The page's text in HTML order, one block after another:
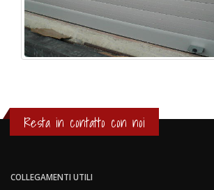
Resta in contatto con noi
COLLEGAMENTI UTILI